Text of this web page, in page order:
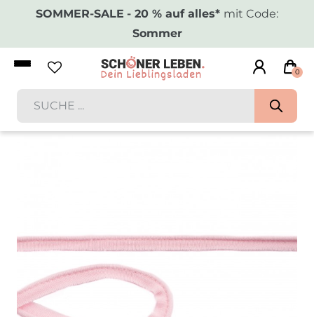
SOMMER-SALE - 20 % auf alles* mit Code:
Sommer
0